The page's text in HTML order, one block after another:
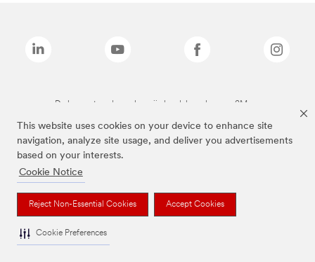
This website uses cookies on your device to enhance site
navigation, analyze site usage, and deliver you advertisements
based on your interests.
Cookie Notice
Reject Non-Essential Cookies Accept Cookies
Cookie Preferences
De bovenstaande merken zijn handelsmerken van 3M.we